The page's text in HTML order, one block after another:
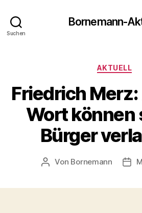
Suchen
Bornemann-
AKTUELL
Friedrich
Wort können
Bürger
Beitragsautor
Von Bornemann